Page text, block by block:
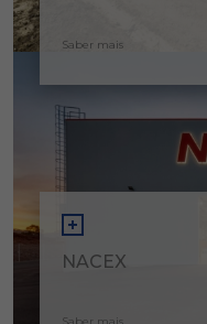
Saber mais
NACEX
Saber mais